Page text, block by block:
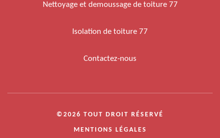
Nettoyage et demoussage de toiture 77
Isolation de toiture 77
Contactez-nous
©2026 TOUT DROIT RÉSERVÉ
MENTIONS LÉGALES